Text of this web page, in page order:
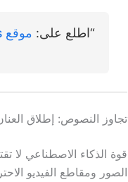
“اطلع على: موقع Lemon Slices
تجاوز النصوص: إطلاق
قوة الذكاء الاصطناعي
الصور ومقاطع الفيديو